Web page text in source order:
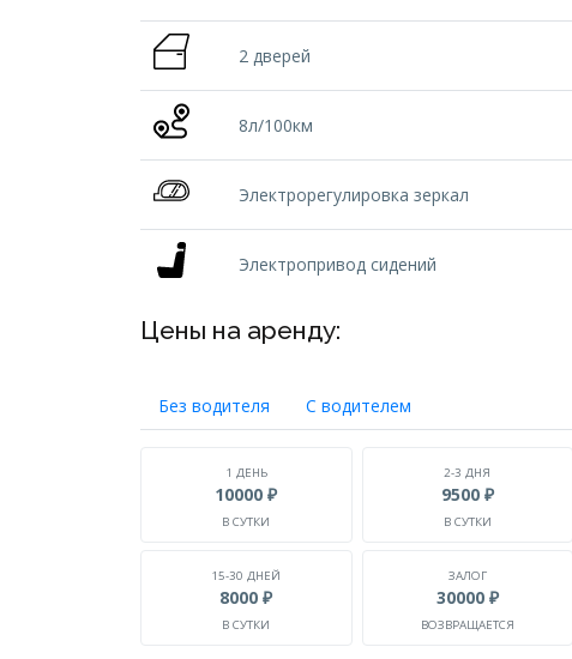
2 дверей
8л/100км
Электрорегулировка зеркал
Электропривод сидений
Цены на аренду:
Без водителя С водителем
1 ДЕНЬ
10000 ₽
В СУТКИ
2-3 ДНЯ
9500 ₽
В СУТКИ
15-30 ДНЕЙ
8000 ₽
В СУТКИ
ЗАЛОГ
30000 ₽
ВОЗВРАЩАЕТСЯ